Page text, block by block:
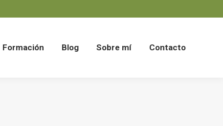
Formación Blog Sobre mí Contacto